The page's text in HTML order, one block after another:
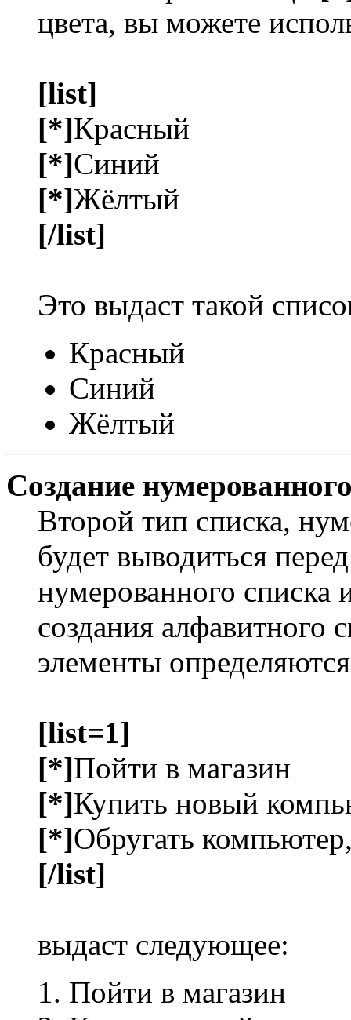
цвета, вы можете
[list]
[*]Красный
[*]Синий
[*]Жёлтый
[/list]
Это выдаст такой
Красный
Синий
Жёлтый
Создание
Второй тип списка,
будет выводиться
нумерованного списка
создания алфавитного
элементы
[list=1]
[*]Пойти в магазин
[*]Купить новый
[*]Обругать
[/list]
выдаст следующее:
Пойти в магазин